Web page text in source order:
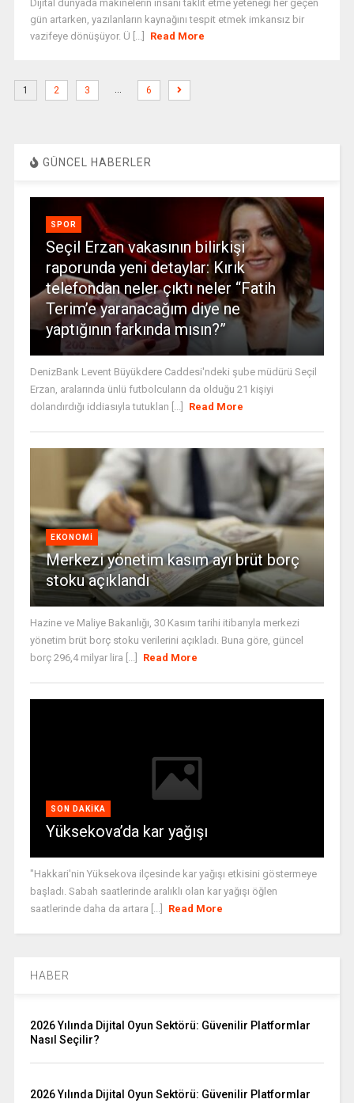
Dijital dünyada makinelerin insanı taklit etme yeteneği her geçen
gün artarken, yazılanların kaynağını tespit etmek imkansız bir
vazifeye dönüşüyor. Ü [...]
Read More
1 2 3 … 6
GÜNCEL HABERLER
SPOR
Seçil Erzan vakasının bilirkişi
raporunda yeni detaylar: Kırık
telefondan neler çıktı neler “Fatih
Terim’e yaranacağım diye ne
yaptığının farkında mısın?”
DenizBank Levent Büyükdere Caddesi'ndeki şube müdürü Seçil
Erzan, aralarında ünlü futbolcuların da olduğu 21 kişiyi
dolandırdığı iddiasıyla tutuklan [...]
Read More
EKONOMI
Merkezi yönetim kasım ayı brüt borç
stoku açıklandı
Hazine ve Maliye Bakanlığı, 30 Kasım tarihi itibarıyla merkezi
yönetim brüt borç stoku verilerini açıkladı. Buna göre, güncel
borç 296,4 milyar lira [...]
Read More
SON DAKIKA
Yüksekova’da kar yağışı
"Hakkari'nin Yüksekova ilçesinde kar yağışı etkisini göstermeye
başladı. Sabah saatlerinde aralıklı olan kar yağışı öğlen
saatlerinde daha da artara [...]
Read More
HABER
2026 Yılında Dijital Oyun Sektörü: Güvenilir Platformlar
Nasıl Seçilir?
2026 Yılında Dijital Oyun Sektörü: Güvenilir Platformlar